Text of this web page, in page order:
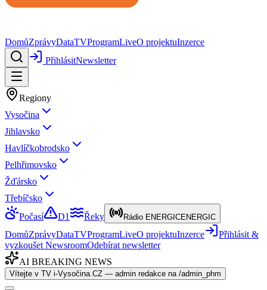
DomůZprávyDataTVProgramLiveO projektuInzerce
PřihlásitNewsletter
Regiony
Vysočina
Jihlavsko
Havlíčkobrodsko
Pelhřimovsko
Žďársko
Třebíčsko
Počasí
D1 Řeky Rádio ENERGICENERGIC
DomůZprávyDataTVProgramLiveO projektuInzerce
Přihlásit &
vyzkoušet NewsroomOdebírat newsletter
AI BREAKING NEWS
Vítejte v TV i-Vysočina.CZ — admin redakce na /admin_phm